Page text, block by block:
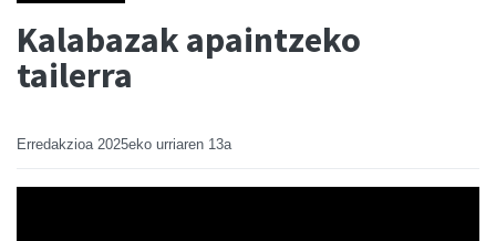
Kalabazak apaintzeko
tailerra
Erredakzioa 2025eko urriaren 13a